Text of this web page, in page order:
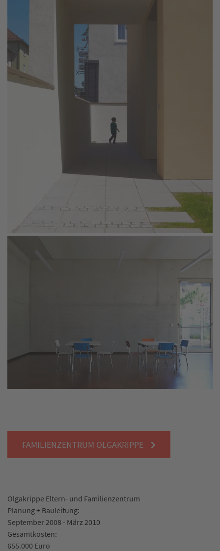
FAMILIENZENTRUM OLGAKRIPPE
Olgakrippe Eltern- und Familienzentrum
Planung + Bauleitung:
September 2008 - März 2010
Gesamtkosten:
655.000 Euro